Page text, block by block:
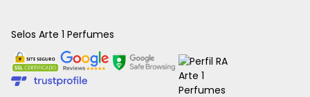
Selos Arte 1 Perfumes